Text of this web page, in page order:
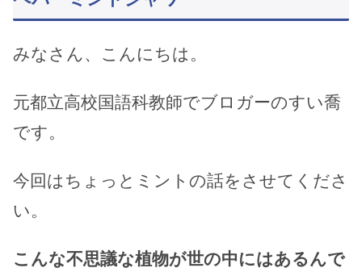
みなさん、こんにちは。
元都立高校国語科教師でブロガーのすい喬
です。
今回はちょっとミントの話をさせてくださ
い。
こんな不思議な植物が世の中にはあるんで